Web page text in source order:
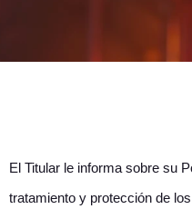
El Titular le informa sobre su
tratamiento y protección de